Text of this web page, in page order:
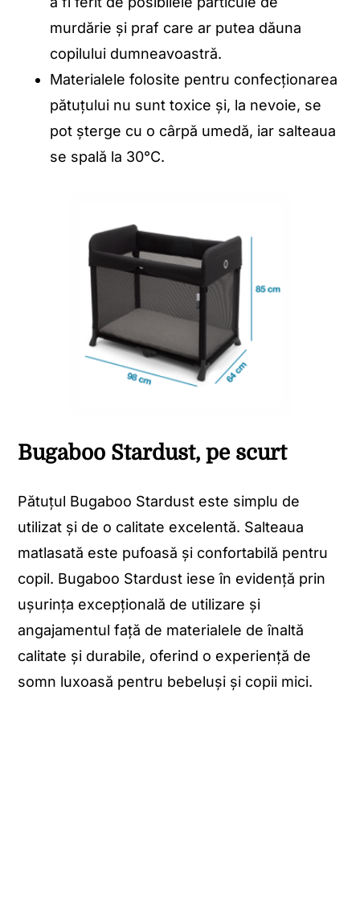
murdărie și praf care ar putea dăuna
copilului dumneavoastră.
Materialele folosite pentru confecționarea
pătuțului nu sunt toxice și, la nevoie, se
pot șterge cu o cârpă umedă, iar salteaua
se spală la 30°C.
Bugaboo Stardust, pe scurt
Pătuțul Bugaboo Stardust este simplu de
utilizat și de o calitate excelentă. Salteaua
matlasată este pufoasă și confortabilă pentru
copil. Bugaboo Stardust iese în evidență prin
ușurința excepțională de utilizare și
angajamentul față de materialele de înaltă
calitate și durabile, oferind o experiență de
somn luxoasă pentru bebeluși și copii mici.